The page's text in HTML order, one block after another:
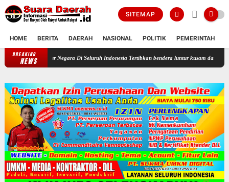
SITEMAP
HOME BERITA DAERAH NASIONAL POLITIK PEMERINTAH
BREAKING
NEWS Profesor Minta Presiden RI Perintahkan Semua Aparatur Negara Di